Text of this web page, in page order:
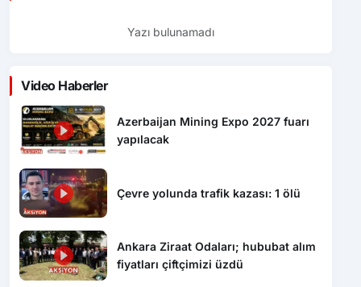
Yazı bulunamadı
Video Haberler
Azerbaijan Mining Expo 2027 fuarı
yapılacak
Çevre yolunda trafik kazası: 1 ölü
Ankara Ziraat Odaları; hububat alım
fiyatları çiftçimizi üzdü